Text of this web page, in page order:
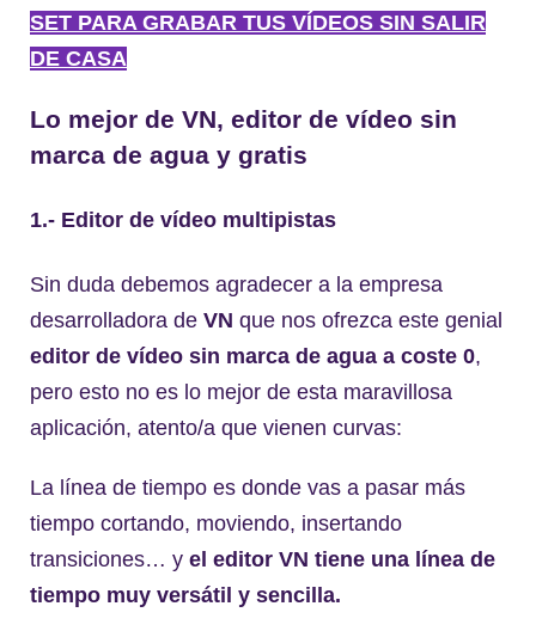
SET PARA GRABAR TUS VÍDEOS SIN SALIR
DE CASA
Lo mejor de VN, editor de vídeo sin
marca de agua y gratis
1.- Editor de vídeo multipistas
Sin duda debemos agradecer a la empresa
desarrolladora de VN que nos ofrezca este genial
editor de vídeo sin marca de agua a coste 0,
pero esto no es lo mejor de esta maravillosa
aplicación, atento/a que vienen curvas:
La línea de tiempo es donde vas a pasar más
tiempo cortando, moviendo, insertando
transiciones… y el editor VN tiene una línea de
tiempo muy versátil y sencilla.